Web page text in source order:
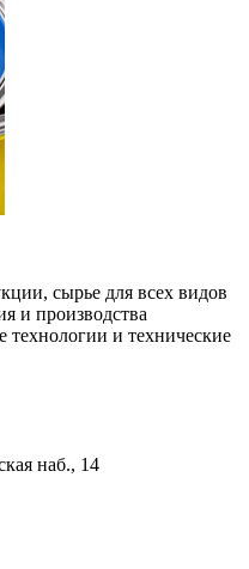
сырье для всех видов
и производства
технологии и технические
наб., 14